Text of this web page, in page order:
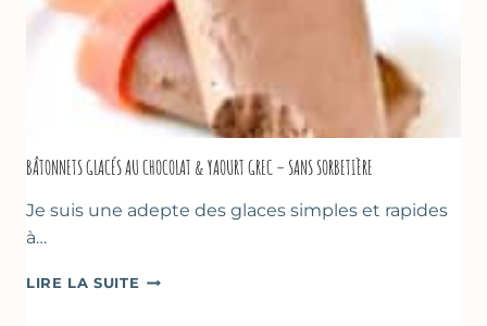
BÂTONNETS GLACÉS AU CHOCOLAT & YAOURT GREC – SANS SORBETIÈRE
Je suis une adepte des glaces simples et rapides
à…
LIRE LA SUITE BÂTONNETS